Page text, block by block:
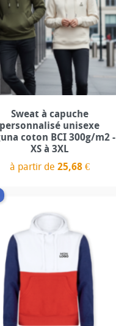
+3
Sweat à capuche
personnalisé unisexe
coton BCI 300g/m2 -
XS à 3XL
à partir de 25,68 €